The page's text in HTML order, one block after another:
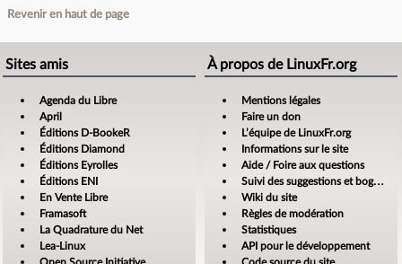
Revenir en haut de page
Sites amis
Agenda du Libre
April
Éditions D-BookeR
Éditions Diamond
Éditions Eyrolles
Éditions ENI
En Vente Libre
Framasoft
La Quadrature du Net
Lea-Linux
À propos de LinuxFr.org
Mentions légales
Faire un don
L’équipe de LinuxFr.org
Informations sur le site
Aide / Foire aux questions
Suivi des suggestions et bogues
Wiki du site
Règles de modération
Statistiques
API pour le développement